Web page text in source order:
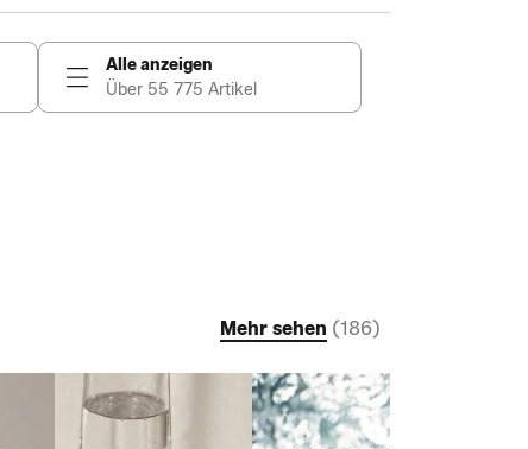
Alle anzeigen
Über 55 775 Artikel
Mehr sehen (186)